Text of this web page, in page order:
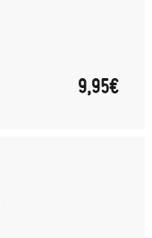
9,95€